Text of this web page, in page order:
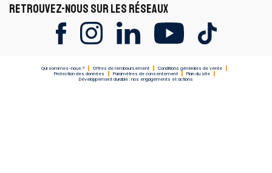
RETROUVEZ-NOUS SUR LES RÉSEAUX
Qui sommes-nous ? Offres de remboursement
Conditions générales de vente
Protection des données
Paramètres de consentement
Plan du site
Développement durable : nos engagements et actions